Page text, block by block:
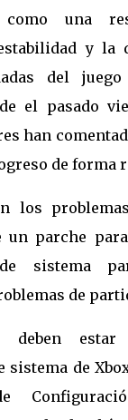
como una
y la
del
el pasado
han
de forma
los
un parche
de sistema
de
deben
sistema de